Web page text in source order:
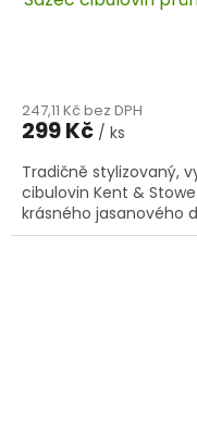
247,11 Kč bez DPH
299 Kč / ks
Tradičně stylizovaný,
cibulovin Kent &
krásného jasanového